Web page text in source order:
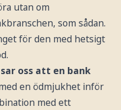
utan om
som sådan.
för den med hetsigt
oss att en bank
en ödmjukhet inför
med ett